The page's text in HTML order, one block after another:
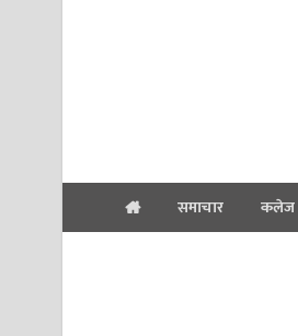
समाचार कलेज